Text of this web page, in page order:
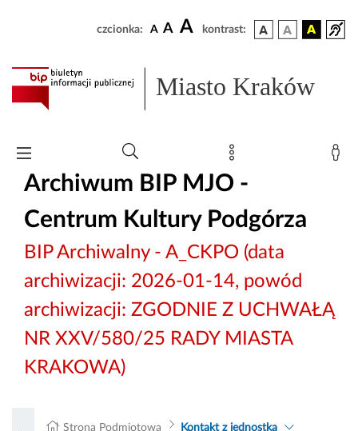
czcionka: A A A kontrast:
Miasto Kraków
Archiwum BIP MJO -
Centrum Kultury Podgórza
BIP Archiwalny - A_CKPO (data
archiwizacji: 2026-01-14, powód
archiwizacji: ZGODNIE Z UCHWAŁĄ
NR XXV/580/25 RADY MIASTA
KRAKOWA)
Strona Podmiotowa Kontakt z jednostką